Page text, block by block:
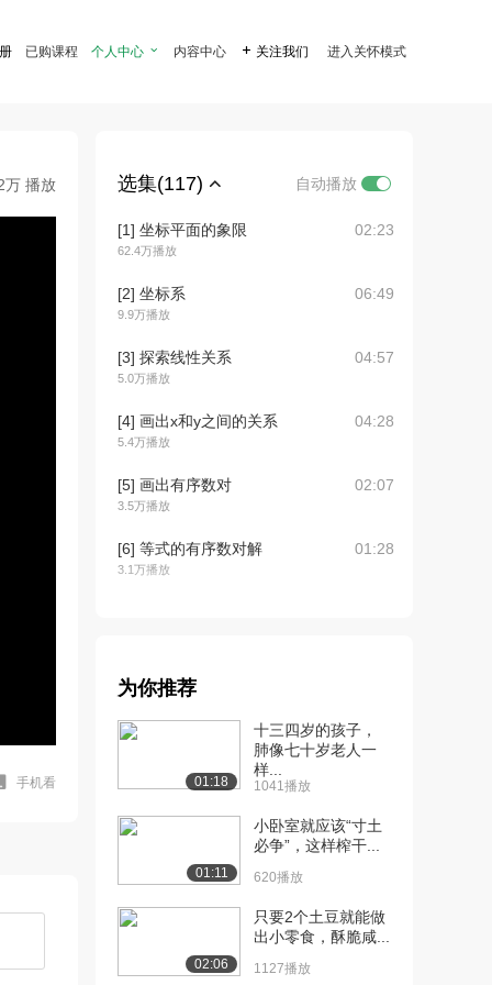
已购课程 个人中心  内容中心  关注我们 进入关怀模式
万 播放
手机看
选集(117) 自动播放
[1] 坐标平面的象限
62.4万播放
02:23
[2] 坐标系
9.9万播放
06:49
[3] 探索线性关系
5.0万播放
04:57
[4] 画出x和y之间的关系
5.4万播放
04:28
[5] 画出有序数对
3.5万播放
02:07
[6] 等式的有序数对解
3.1万播放
01:28
[8] 解释线性图像
3.4万播放
[9] X和Y截距 04:07
2.5万播放
[11] 直线斜率
3.1万播放
[12] 斜率例题 04:02
为你推荐
01:18
十三四岁的孩子，
肺像七十岁老人一
样...
1041播放
01:11
小卧室就应该“寸土
必争”，这样榨干...
620播放
02:06
只要2个土豆就能做
出小零食，酥脆咸...
1127播放